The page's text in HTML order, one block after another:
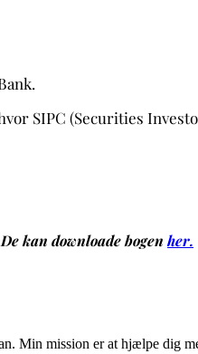
SIPC (Securities
De kan downloade bogenher.
Min mission er at hjælpe dig